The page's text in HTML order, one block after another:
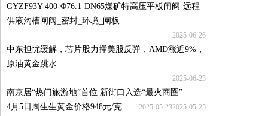
GYZF93Y-400-Φ76.1-DN65煤矿特高压平板闸阀-远程
供液沟槽闸阀_密封_环境_闸板
2025-06-26
中东担忧缓解，芯片股力撑美股反弹，AMD涨近9%，
原油黄金跳水
2025-06-23
南京居“热门旅游地”首位 新街口入选“最火商圈”
2025-05-25
4月5日周生生黄金价格948元/克 2025-05-23